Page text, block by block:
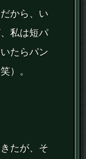
から、い
私は短パ
たらパン
）。
たが、そ